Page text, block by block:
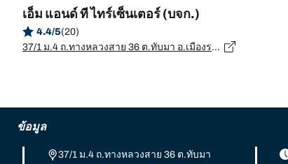
เอ็ม แอนด์ ที ไทร์เซ็นเตอร์ (บจก.)
4.4/5(20)
37/1 ม.4 ถ.ทางหลวงสาย 36 ต.ทับมา อ.เมืองระยอง, ระยอง, 21000, ระยอง, ระยอง - 21000
ข้อมูล
37/1 ม.4 ถ.ทางหลวงสาย 36 ต.ทับมา